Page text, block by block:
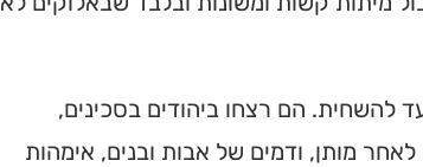
להשחית. הם רצחו ביהודים בסכינים,
מותן, ודמים של אבות ובנים, אימהות